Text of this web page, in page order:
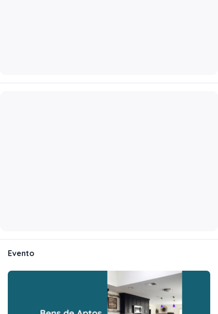
Evento